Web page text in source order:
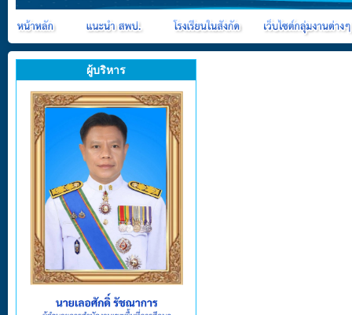
ผู้บริหาร